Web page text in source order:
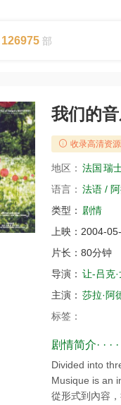
126975 部
我们的
收录高清资源
地区： 法国 瑞
语言： 法语 /
类型： 剧情
上映： 2004-
片长： 80分钟
导演： 让-吕克
主演： 莎拉·阿
标签：
剧情简介· · · ·
Divided into
Musique is an
從形式到內容